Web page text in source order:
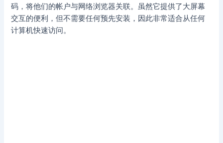
码，将他们的帐户与网络浏览器关联。虽然它提供了大屏幕
交互的便利，但不需要任何预先安装，因此非常适合从任何
计算机快速访问。